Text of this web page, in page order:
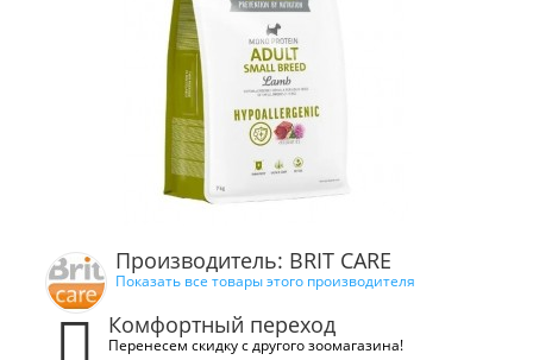
Производитель: BRIT CARE
Показать все товары этого производителя
Комфортный переход
Перенесем скидку с другого зоомагазина!